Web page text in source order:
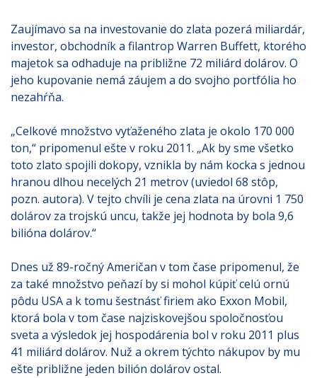
Zaujímavo sa na investovanie do zlata pozerá miliardár,
investor, obchodník a filantrop Warren Buffett, ktorého
majetok sa odhaduje na približne 72 miliárd dolárov. O
jeho kupovanie nemá záujem a do svojho portfólia ho
nezahŕňa.
„Celkové množstvo vyťaženého zlata je okolo 170 000
ton,“ pripomenul ešte v roku 2011. „Ak by sme všetko
toto zlato spojili dokopy, vznikla by nám kocka s jednou
hranou dlhou necelých 21 metrov (uviedol 68 stôp,
pozn. autora). V tejto chvíli je cena zlata na úrovni 1 750
dolárov za trojskú uncu, takže jej hodnota by bola 9,6
bilióna dolárov.“
Dnes už 89-ročný Američan v tom čase pripomenul, že
za také množstvo peňazí by si mohol kúpiť celú ornú
pôdu USA a k tomu šestnásť firiem ako Exxon Mobil,
ktorá bola v tom čase najziskovejšou spoločnosťou
sveta a výsledok jej hospodárenia bol v roku 2011 plus
41 miliárd dolárov. Nuž a okrem týchto nákupov by mu
ešte približne jeden bilión dolárov ostal.